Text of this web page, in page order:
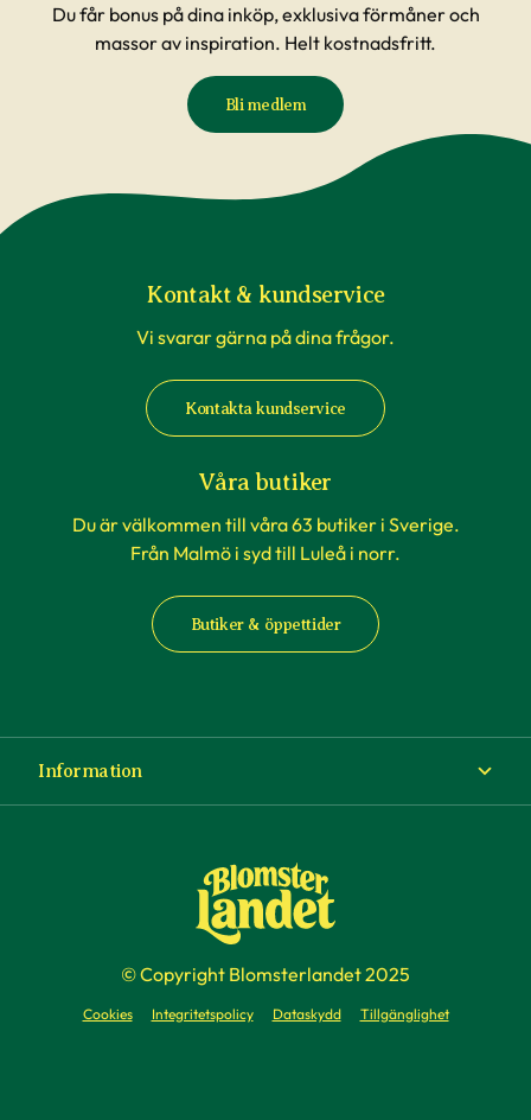
Du får bonus på dina inköp, exklusiva förmåner och
massor av inspiration. Helt kostnadsfritt.
Bli medlem
Kontakt & kundservice
Vi svarar gärna på dina frågor.
Kontakta kundservice
Våra butiker
Du är välkommen till våra 63 butiker i Sverige.
Från Malmö i syd till Luleå i norr.
Butiker & öppettider
Information
Köp- och leveransvillkor
Företag
© Copyright Blomsterlandet 2025
Cookies Integritetspolicy Dataskydd Tillgänglighet